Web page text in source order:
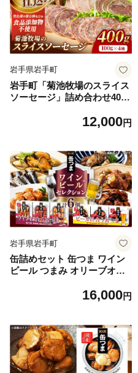
岩手県岩手町
岩手町「菊池牧場のスライス
ソーセージ」詰め合わせ400
セージ 食品添加物なし 牛肉
かず おつまみ ギフト 贈り物
お中元 お歳暮 冷凍 岩手県 岩
手町 菊池牧場【価格改定】
12,000円
岩手県岩手町
缶詰めセット 缶つま ワイン
ビール つまみ オリーブオイ
食料 キャンプ 常温 長期保管
16,000円